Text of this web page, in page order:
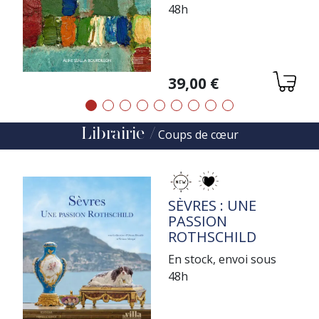
48h
Variations
39,00 €
Précédent
Suivant
Librairie Coups de cœur
TITRE
SÈVRES : UNE
PASSION
ROTHSCHILD
En stock, envoi sous
48h